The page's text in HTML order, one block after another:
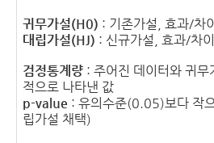
귀무가설(H0) : 기존가설, 효과/차
대립가설(HJ) : 신규가설, 효과/차
검정통계량 : 주어진 데이터와 귀무
적으로 나타낸 값
p-value : 유의수준(0.05)보다 작
립가설 채택)